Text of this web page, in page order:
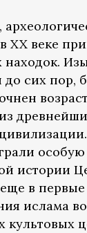
XX веке
сих пор,
особую
истории
в первые
ислама
культовых